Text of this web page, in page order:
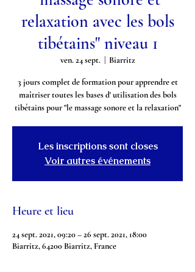
relaxation avec les bols
tibétains" niveau 1
ven. 24 sept.
  |
Biarritz
3 jours complet de formation pour apprendre et
maîtriser toutes les bases d' utilisation des bols
tibétains pour "le massage sonore et la relaxation"
Les inscriptions sont closes
Voir autres événements
Heure et lieu
24 sept. 2021, 09:20 – 26 sept. 2021, 18:00
Biarritz, 64200 Biarritz, France